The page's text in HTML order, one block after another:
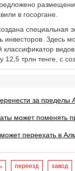
в госоргане.
специальная
инвесторов. Здесь
трлн тенге, с
за пределы
может поменять
переехать в
переезд завод